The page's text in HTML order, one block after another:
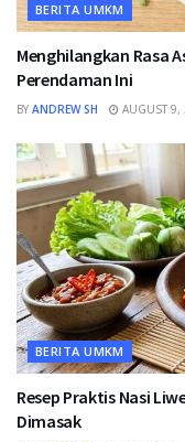
BERITA UMKM
Menghilangkan Rasa
Perendaman Ini
BY ANDREW SH AUGUST 9,
BERITA UMKM
Resep Praktis Nasi
Dimasak